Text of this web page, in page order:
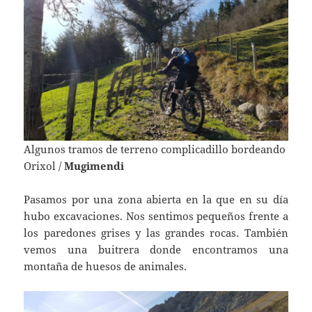
Algunos tramos de terreno complicadillo bordeando
Orixol /Mugimendi
Pasamos por una zona abierta en la que en su día
hubo excavaciones. Nos sentimos pequeños frente a
los paredones grises y las grandes rocas. También
vemos una buitrera donde encontramos una
montaña de huesos de animales.